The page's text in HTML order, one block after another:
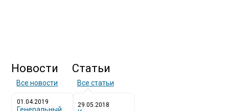
Новости
Все новости
01.04.2019
Статьи
Все статьи
29.05.2018